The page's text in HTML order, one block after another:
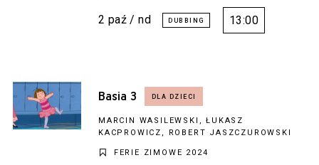
2 paź / nd 13:00
Basia 3
MARCIN WASILEWSKI, ŁUKASZ
KACPROWICZ, ROBERT JASZCZUROWSKI
FERIE ZIMOWE 2024